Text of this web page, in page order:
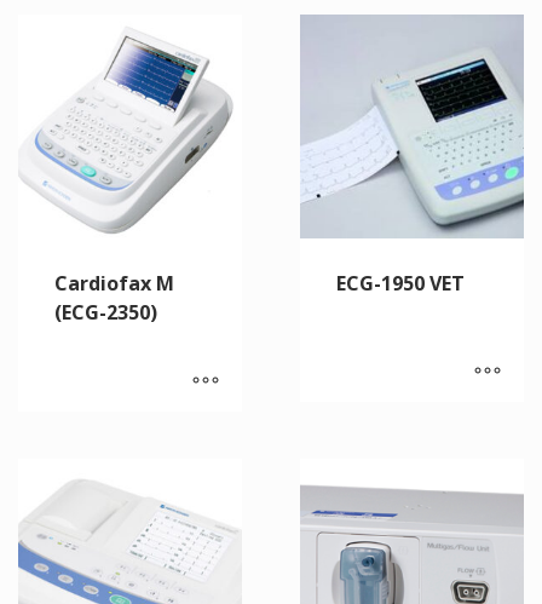
Cardiofax M
(ECG-2350)
ECG-1950 VET